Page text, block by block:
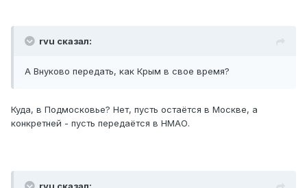
rvu сказал:
А Внуково передать, как Крым в свое время?
Куда, в Подмосковье? Нет, пусть остаётся в Москве, а
конкретней - пусть передаётся в НМАО.